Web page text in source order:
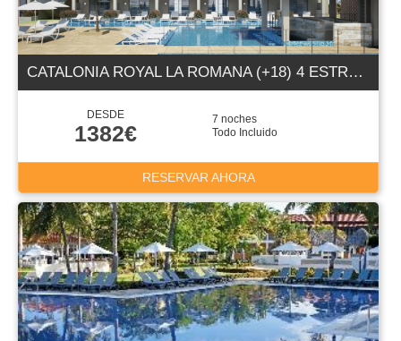
CATALONIA ROYAL LA ROMANA (+18) 4 ESTRELLAS
DESDE
1382€
7 noches
Todo Incluido
RESERVAR AHORA